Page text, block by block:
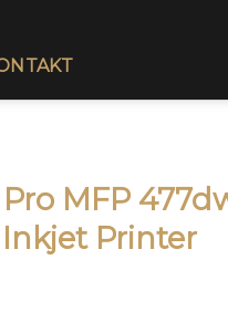
MFP
Printer